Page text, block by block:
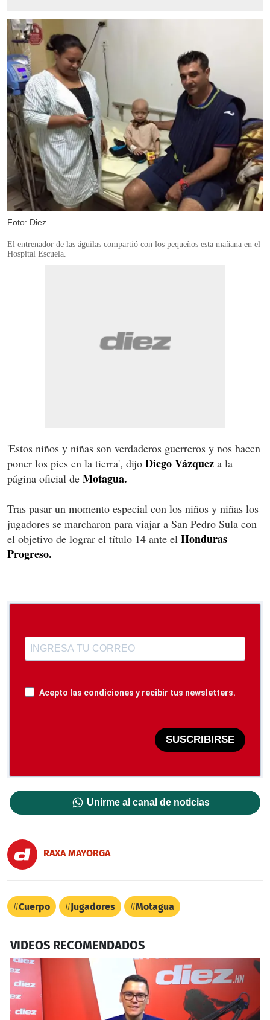
Foto: Diez
El entrenador de las águilas compartió con los pequeños esta mañana en el
Hospital Escuela.
'Estos niños y niñas son verdaderos guerreros y nos hacen
poner los pies en la tierra', dijo Diego Vázquez a la
página oficial de Motagua.
Tras pasar un momento especial con los niños y niñas los
jugadores se marcharon para viajar a San Pedro Sula con
el objetivo de lograr el título 14 ante el Honduras
Progreso.
Acepto las condiciones y recibir tus newsletters.
SUSCRIBIRSE
Unirme al canal de noticias
RAXA MAYORGA
Cuerpo Jugadores Motagua
VIDEOS RECOMENDADOS